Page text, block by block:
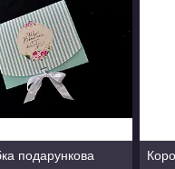
подарункова